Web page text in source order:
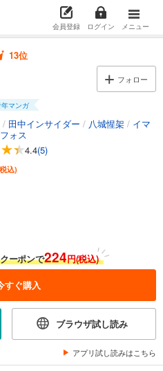
会員登録 ログイン メニュー
13位
フォロー
マンガ
/ 田中インサイダー / 八城惺架 / イマ
ォス
4.4(5)
込)
ーポンで224円(税込)
すぐ購入
ブラウザ試し読み
アプリ試し読みはこちら